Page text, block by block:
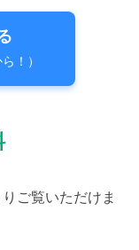
！）
ご覧いただけま